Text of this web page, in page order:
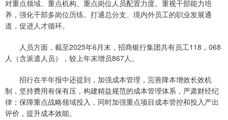
对重点领域、重点机构、重点岗位人员配置力度。重视干部能力培
养，强化干部多岗位历练。打通总分支、境内外员工的职业发展通
道，促进人才循环。
人员方面，截至2025年6月末，招商银行集团共有员工118，068
人（含派遣人员），较上年末增员867人。
招行在半年报中还提到，加强成本管理，完善降本增效长效机
制，坚持费用有保有压，构建精益规范的成本管理体系，严肃财经纪
律；保障重点战略领域投入，同时加强重点项目成本管控和投入产出
评价，提升成本效能。